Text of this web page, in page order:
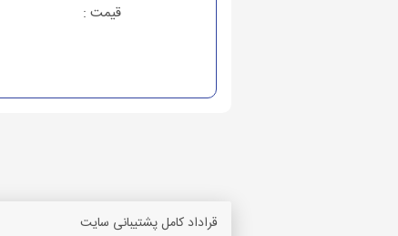
قیمت :
قراداد کامل پشتیبانی سایت